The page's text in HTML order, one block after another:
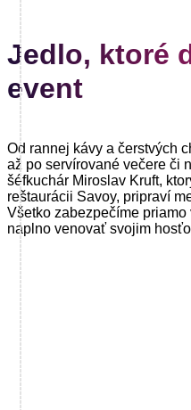
Jedlo, ktoré
event
Od rannej kávy a čerstvých
až po servírované večere či
šéfkuchár Miroslav Kruft,
reštaurácii Savoy, pripraví
Všetko zabezpečíme
naplno venovať svojim